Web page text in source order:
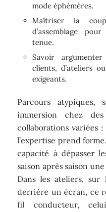
mode éphémères.
Maîtriser la
d’assemblage
tenue.
Savoir
clients, d’ateliers
exigeants.
Parcours atypiques,
immersion chez
collaborations variées
l’expertise prend
capacité à dépasser
saison après saison
Dans les ateliers, sur
derrière un écran, ce
fil conducteur,